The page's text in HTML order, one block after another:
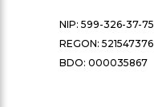
NIP: 599-326-37-75
REGON: 521547376
BDO: 000035867